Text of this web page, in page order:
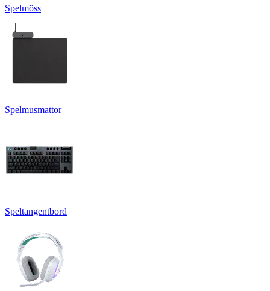
Spelmöss
Spelmusmattor
Speltangentbord